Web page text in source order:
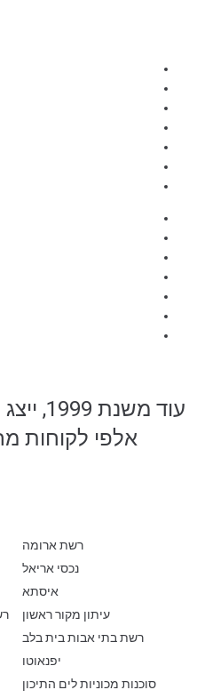
עוד
אלפי לקוחות
רשת ארומה
נכסי אריאל
איסתא
עיתון מקור ראשון
רשת בתי אבות בית בלב
יפנאוטו
סוכנות מכוניות לים התיכון